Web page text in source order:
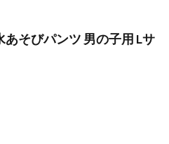
あそびパンツ 男の子用 Lサ